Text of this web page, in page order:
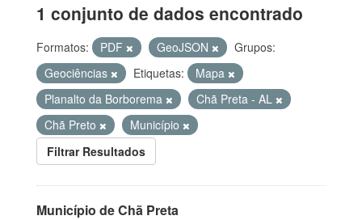
1 conjunto de dados encontrado
Formatos: PDF GeoJSON
Grupos:
Geociências
Etiquetas:
Mapa
Planalto da Borborema
Chã Preta - AL
Chã Preto
Município
Filtrar Resultados
Município de Chã Preta